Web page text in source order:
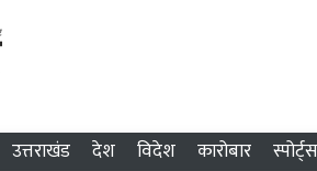
उत्तराखंड देश विदेश कारोबार स्पोर्ट्स